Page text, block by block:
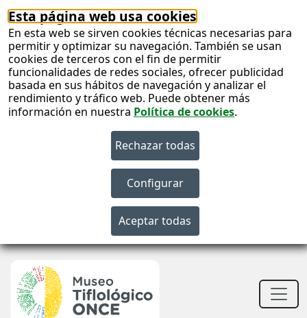
Esta página web usa cookies
En esta web se sirven cookies técnicas necesarias para
permitir y optimizar su navegación. También se usan
cookies de terceros con el fin de permitir
funcionalidades de redes sociales, ofrecer publicidad
basada en sus hábitos de navegación y analizar el
rendimiento y tráfico web. Puede obtener más
información en nuestra Política de cookies.